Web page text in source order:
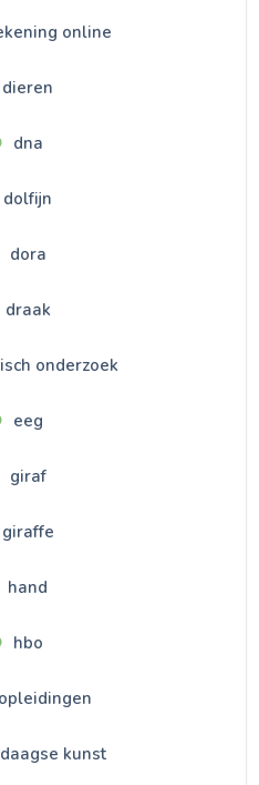
online
dieren
dna
dolfijn
dora
draak
onderzoek
eeg
giraf
giraffe
hand
hbo
kunst